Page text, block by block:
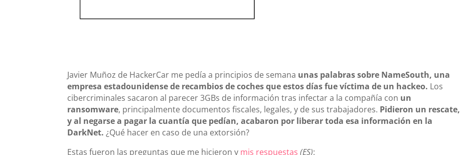
Javier Muñoz de HackerCar me pedía a principios de semana unas palabras sobre NameSouth, una
empresa estadounidense de recambios de coches que estos días fue víctima de un hackeo. Los
cibercriminales sacaron al parecer 3GBs de información tras infectar a la compañía con un
ransomware, principalmente documentos fiscales, legales, y de sus trabajadores. Pidieron un rescate,
y al negarse a pagar la cuantía que pedían, acabaron por liberar toda esa información en la
DarkNet. ¿Qué hacer en caso de una extorsión?
Estas fueron las preguntas que me hicieron y mis respuestas (ES):